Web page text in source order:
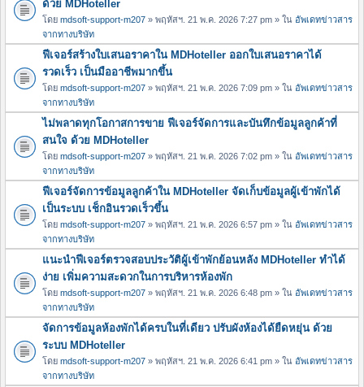
ด้วย MDHoteller
โดย mdsoft-support-m207 » พฤหัสฯ. 21 พ.ค. 2026 7:27 pm » ใน อัพเดทข่าวสาร
จากทางบริษัท
ฟีเจอร์สร้างใบเสนอราคาใน MDHoteller ออกใบเสนอราคาได้
รวดเร็ว เป็นมืออาชีพมากขึ้น
โดย mdsoft-support-m207 » พฤหัสฯ. 21 พ.ค. 2026 7:09 pm » ใน อัพเดทข่าวสาร
จากทางบริษัท
ไม่พลาดทุกโอกาสการขาย ฟีเจอร์จัดการและบันทึกข้อมูลลูกค้าที่
สนใจ ด้วย MDHoteller
โดย mdsoft-support-m207 » พฤหัสฯ. 21 พ.ค. 2026 7:02 pm » ใน อัพเดทข่าวสาร
จากทางบริษัท
ฟีเจอร์จัดการข้อมูลลูกค้าใน MDHoteller จัดเก็บข้อมูลผู้เข้าพักได้
เป็นระบบ เช็กอินรวดเร็วขึ้น
โดย mdsoft-support-m207 » พฤหัสฯ. 21 พ.ค. 2026 6:57 pm » ใน อัพเดทข่าวสาร
จากทางบริษัท
แนะนำฟีเจอร์ตรวจสอบประวัติผู้เข้าพักย้อนหลัง MDHoteller ทำได้
ง่าย เพิ่มความสะดวกในการบริหารห้องพัก
โดย mdsoft-support-m207 » พฤหัสฯ. 21 พ.ค. 2026 6:48 pm » ใน อัพเดทข่าวสาร
จากทางบริษัท
จัดการข้อมูลห้องพักได้ครบในที่เดียว ปรับผังห้องได้ยืดหยุ่น ด้วย
ระบบ MDHoteller
โดย mdsoft-support-m207 » พฤหัสฯ. 21 พ.ค. 2026 6:41 pm » ใน อัพเดทข่าวสาร
จากทางบริษัท